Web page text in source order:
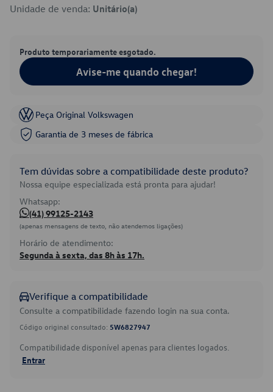
Unidade de venda: Unitário(a)
Produto temporariamente esgotado.
Avise-me quando chegar!
Peça Original Volkswagen
Garantia de 3 meses de fábrica
Tem dúvidas sobre a compatibilidade deste produto?
Nossa equipe especializada está pronta para ajudar!
Whatsapp:
(41) 99125-2143
(apenas mensagens de texto, não atendemos ligações)
Horário de atendimento:
Segunda à sexta, das 8h às 17h.
Verifique a compatibilidade
Consulte a compatibilidade fazendo login na sua conta.
Código original consultado: 5W6827947
Compatibilidade disponível apenas para clientes logados.
Entrar